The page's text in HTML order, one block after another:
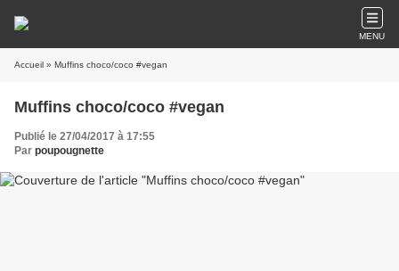
MENU
Accueil » Muffins choco/coco #vegan
Muffins choco/coco #vegan
Publié le 27/04/2017 à 17:55
Par poupougnette